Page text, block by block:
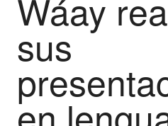
sus